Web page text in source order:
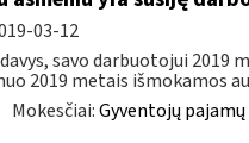
03-12
savo darbuotojui
2019 metais išmokamos
Mokesčiai:Gyventojų